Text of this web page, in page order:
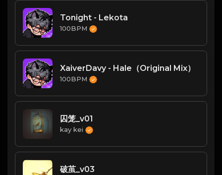
Tonight - Lekota
100BPM
XaiverDavy - Hale（Original Mix）
100BPM
囚笼_v01
kay kei
破茧_v03